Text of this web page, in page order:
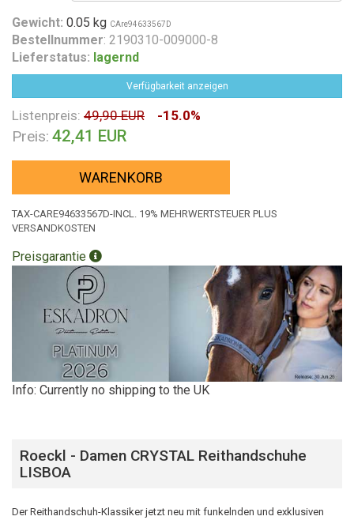
Gewicht: 0.05 kg CAre94633567D
Bestellnummer: 2190310-009000-8
Lieferstatus: lagernd
Verfügbarkeit anzeigen
Listenpreis: 49,90 EUR -15.0%
Preis: 42,41 EUR
WARENKORB
TAX-CARE94633567D-INCL. 19% MEHRWERTSTEUER PLUS
VERSANDKOSTEN
Preisgarantie
Info: Currently no shipping to the UK
Roeckl - Damen CRYSTAL Reithandschuhe
LISBOA
Der Reithandschuh-Klassiker jetzt neu mit funkelnden und exklusiven